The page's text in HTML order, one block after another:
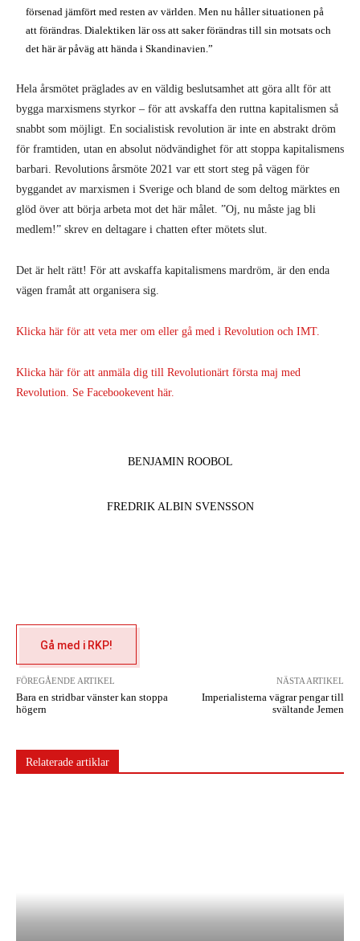
försenad jämfört med resten av världen. Men nu håller situationen på
att förändras. Dialektiken lär oss att saker förändras till sin motsats och
det här är påväg att hända i Skandinavien.”
Hela årsmötet präglades av en väldig beslutsamhet att göra allt för att
bygga marxismens styrkor – för att avskaffa den ruttna kapitalismen så
snabbt som möjligt. En socialistisk revolution är inte en abstrakt dröm
för framtiden, utan en absolut nödvändighet för att stoppa kapitalismens
barbari. Revolutions årsmöte 2021 var ett stort steg på vägen för
byggandet av marxismen i Sverige och bland de som deltog märktes en
glöd över att börja arbeta mot det här målet. ”Oj, nu måste jag bli
medlem!” skrev en deltagare i chatten efter mötets slut.
Det är helt rätt! För att avskaffa kapitalismens mardröm, är den enda
vägen framåt att organisera sig.
Klicka här för att veta mer om eller gå med i Revolution och IMT.
Klicka här för att anmäla dig till Revolutionärt första maj med
Revolution.
Se Facebookevent här.
BENJAMIN ROOBOL
FREDRIK ALBIN SVENSSON
Gå med i RKP!
FÖREGÅENDE ARTIKEL
Bara en stridbar vänster kan stoppa
högern
NÄSTA ARTIKEL
Imperialisterna vägrar pengar till
svältande Jemen
Relaterade artiklar